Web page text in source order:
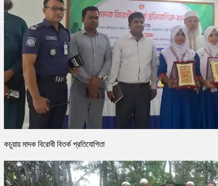
কচুয়ায় মাদক বিরোধী বিতর্ক প্রতিযোগিতা